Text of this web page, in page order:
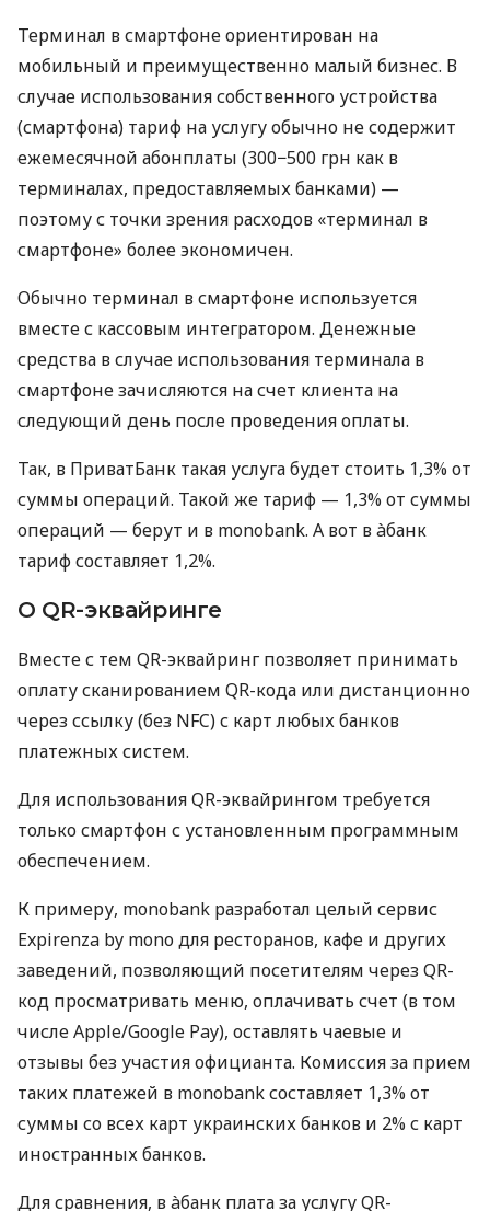
Терминал в смартфоне ориентирован на
мобильный и преимущественно малый бизнес. В
случае использования собственного устройства
(смартфона) тариф на услугу обычно не содержит
ежемесячной абонплаты (300−500 грн как в
терминалах, предоставляемых банками) —
поэтому с точки зрения расходов «терминал в
смартфоне» более экономичен.
Обычно терминал в смартфоне используется
вместе с кассовым интегратором. Денежные
средства в случае использования терминала в
смартфоне зачисляются на счет клиента на
следующий день после проведения оплаты.
Так, в ПриватБанк такая услуга будет стоить 1,3% от
суммы операций. Такой же тариф — 1,3% от суммы
операций — берут и в monobank. А вот в àбанк
тариф составляет 1,2%.
О QR-эквайринге
Вместе с тем QR-эквайринг позволяет принимать
оплату сканированием QR-кода или дистанционно
через ссылку (без NFC) с карт любых банков
платежных систем.
Для использования QR-эквайрингом требуется
только смартфон с установленным программным
обеспечением.
К примеру, monobank разработал целый сервис
Expirenza by mono для ресторанов, кафе и других
заведений, позволяющий посетителям через QR-
код просматривать меню, оплачивать счет (в том
числе Apple/Google Pay), оставлять чаевые и
отзывы без участия официанта. Комиссия за прием
таких платежей в monobank составляет 1,3% от
суммы со всех карт украинских банков и 2% с карт
иностранных банков.
Для сравнения, в àбанк плата за услугу QR-